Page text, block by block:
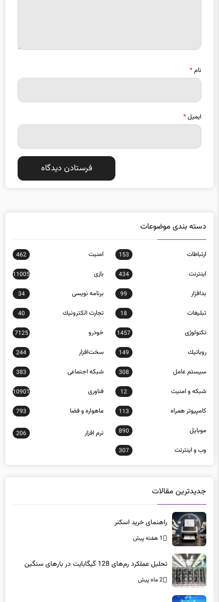
نام*
ایمیل*
دسته بندی موضوعات
ارتباطات 153 امنيت 462
اينترنت 434 بازی 11005
بدافزار 99 برنامه نويسی 34
تبلیغات 18 تجارت الكترونيك 40
تکنولوژی 1457 خودرو 7125
روباتيك 149 سخت‌افزار 244
سيستم عامل 308 شبكه اجتماعی 383
شبكه و امنيت 12 فناوری 10901
كامپيوتر همراه 113 ماهواره و فضا 793
موبايل 890 نرم افزار 206
وب و اينترنت 307
جدیدترین مقالات
راهنمای خرید اسکنر
1 هفته پیش
تحلیل عملکرد رم‌های 128 گیگابایت در بارهای سنگین
2 ماه پیش